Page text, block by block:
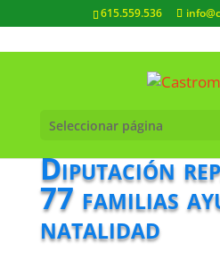
615.559.536
Seleccionar página
Diputación
77 familias
natalidad